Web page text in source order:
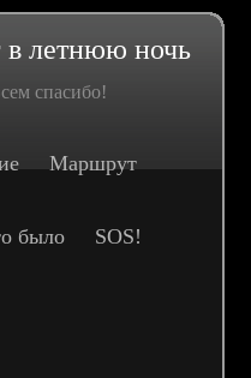
в летнюю ночь
спасибо!
Маршрут
было SOS!